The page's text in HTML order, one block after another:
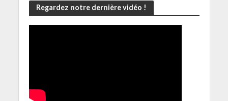
Regardez notre dernière vidéo !